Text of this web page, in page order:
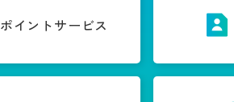
ポイントサービス